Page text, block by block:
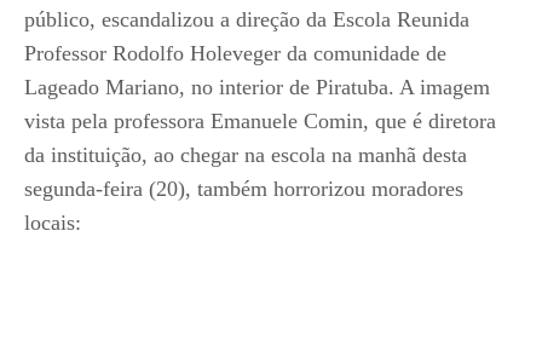
público, escandalizou a direção da Escola Reunida
Professor Rodolfo Holeveger da comunidade de
Lageado Mariano, no interior de Piratuba. A imagem
vista pela professora Emanuele Comin, que é diretora
da instituição, ao chegar na escola na manhã desta
segunda-feira (20), também horrorizou moradores
locais: